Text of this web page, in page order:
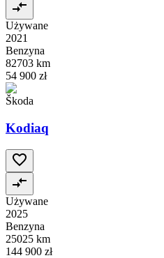
Używane
2021
Benzyna
82703 km
54 900 zł
Škoda
Kodiaq
Używane
2025
Benzyna
25025 km
144 900 zł